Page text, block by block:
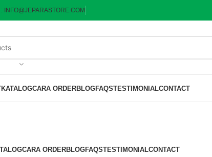
INFO@JEPARASTORE.COM
KATALOGCARA ORDERBLOGFAQSTESTIMONIALCONTACT
CARA ORDERBLOGFAQSTESTIMONIALCONTACT